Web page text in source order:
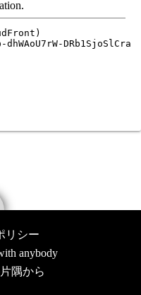
リシー
anybody
隅から